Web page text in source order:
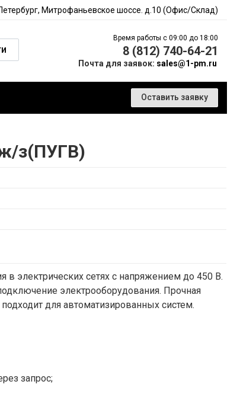
Митрофаньевское шоссе. д.10 (Офис/Склад)
Время работы с 09:00 до 18:00
8 (812) 740-64-21
Почта для заявок: sales@1-pm.ru
Оставить заявку
з(ПУГВ)
электрических сетях с напряжением до 450 В.
электрооборудования. Прочная
для автоматизированных систем.
запрос;